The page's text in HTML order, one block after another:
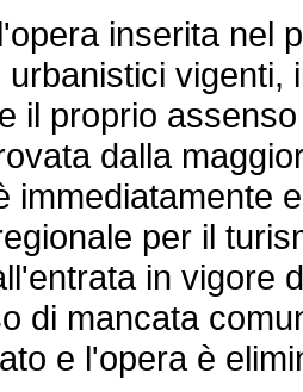
inserita nel
il proprio
dalla
immediatamente
per il
in vigore
di mancata
e l'opera è